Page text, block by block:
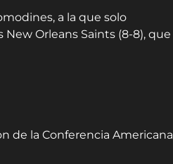
a la que solo
Orleans Saints (8-8), que
de la Conferencia Americana